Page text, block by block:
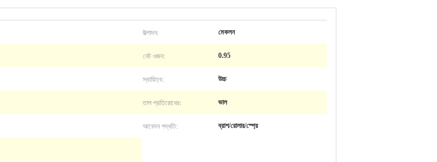
উত্পাদন: মেকলন
নেট ওজন: 0.95
স্থায়িত্ব: উচ্চ
তাপ প্রতিরোধের: ভাল
আবেদন পদ্ধতি: ব্রাশ/রোলার/স্প্রে